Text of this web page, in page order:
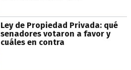
Ley de Propiedad Privada: qué
senadores votaron a favor y
cuáles en contra